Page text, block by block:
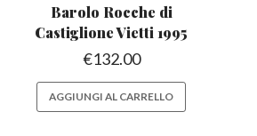
Barolo Rocche di
CastiglioneVietti 1995
€132.00
AGGIUNGI AL CARRELLO